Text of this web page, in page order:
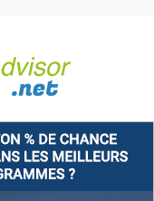
acceptez
boutons de